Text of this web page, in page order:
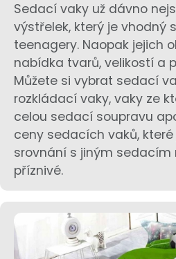
Sedací vaky už dávno
výstřelek, který je vhodný
teenagery. Naopak jejich
nabídka tvarů, velikostí a
Můžete si vybrat sedací
rozkládací vaky, vaky ze
celou sedací soupravu
ceny sedacích vaků,
srovnání s jiným sedacím
příznivé.